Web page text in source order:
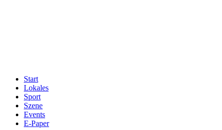
Start
Lokales
Sport
Szene
Events
E-Paper